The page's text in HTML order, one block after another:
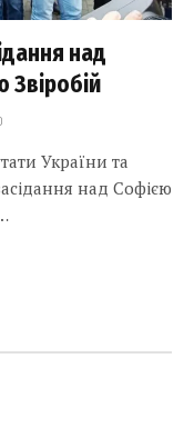
над
України та
над Софією